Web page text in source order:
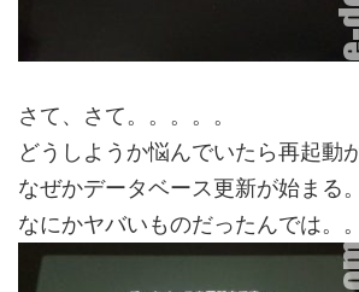
さて、さて。。。。。
どうしようか悩んでいたら再起動
なぜかデータベース更新が始まる。
なにかヤバいものだったんでは。